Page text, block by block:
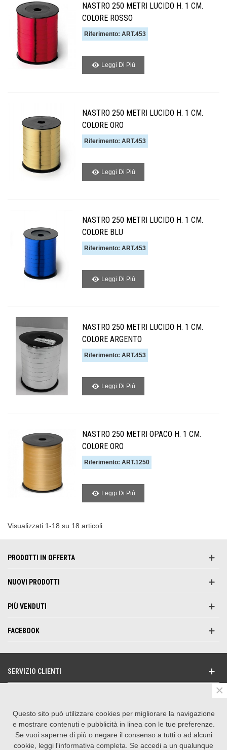
NASTRO 250 METRI LUCIDO H. 1 CM.
COLORE ROSSO
Riferimento: ART.453
Leggi Di Piú
NASTRO 250 METRI LUCIDO H. 1 CM.
COLORE ORO
Riferimento: ART.453
Leggi Di Piú
NASTRO 250 METRI LUCIDO H. 1 CM.
COLORE BLU
Riferimento: ART.453
Leggi Di Piú
NASTRO 250 METRI LUCIDO H. 1 CM.
COLORE ARGENTO
Riferimento: ART.453
Leggi Di Piú
NASTRO 250 METRI OPACO H. 1 CM.
COLORE ORO
Riferimento: ART.1250
Leggi Di Piú
Visualizzati 1-18 su 18 articoli
PRODOTTI IN OFFERTA
NUOVI PRODOTTI
PIÙ VENDUTI
FACEBOOK
SERVIZIO CLIENTI
SEGUICI SU
CONTATTACI
Questo sito può utilizzare cookies per migliorare la navigazione
e mostrare contenuti e pubblicità in linea con le tue preferenze.
Se vuoi saperne di più o negare il consenso a tutti o ad alcuni
cookie, leggi l'informativa completa . Se accedi a un qualunque
×